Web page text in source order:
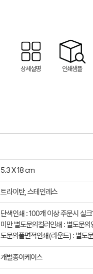
상세설명 인쇄샘플
5.3 X 18 cm
트라이탄, 스테인레스
단색인쇄 : 100개 이상 주문시 실
미만 별도문의컬러인쇄 : 별도문의
도문의풀면적인쇄(라운드) : 별도
개별종이케이스